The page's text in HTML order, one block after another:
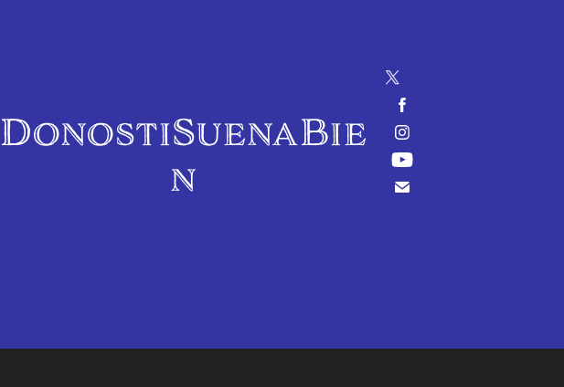
DonostiSuenaBie
n